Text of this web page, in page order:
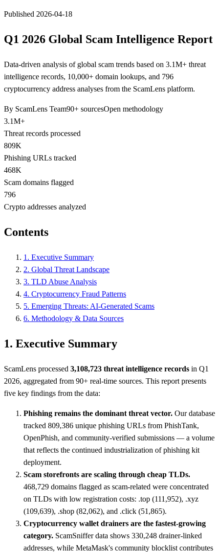
Published 2026-04-18
Q1 2026 Global Scam Intelligence Report
Data-driven analysis of global scam trends based on 3.1M+ threat
intelligence records, 10,000+ domain lookups, and 796
cryptocurrency address analyses from the ScamLens platform.
By ScamLens Team90+ sourcesOpen methodology
3.1M+
Threat records processed
809K
Phishing URLs tracked
468K
Scam domains flagged
796
Crypto addresses analyzed
Contents
1. Executive Summary
2. Global Threat Landscape
3. TLD Abuse Analysis
4. Cryptocurrency Fraud Patterns
5. Emerging Threats: AI-Generated Scams
6. Methodology & Data Sources
1. Executive Summary
ScamLens processed 3,108,723 threat intelligence records in Q1
2026, aggregated from 90+ real-time sources. This report presents
five key findings from the data:
Phishing remains the dominant threat vector. Our database
tracked 809,386 unique phishing URLs from PhishTank,
OpenPhish, and community-verified submissions — a volume
that reflects the continued industrialization of phishing kit
deployment.
Scam storefronts are scaling through cheap TLDs.
468,729 domains flagged as scam-related were concentrated
on TLDs with low registration costs: .top (111,952), .xyz
(109,639), .shop (82,062), and .click (51,865).
Cryptocurrency wallet drainers are the fastest-growing
category. ScamSniffer data shows 330,248 drainer-linked
addresses, while MetaMask's community blocklist contributes